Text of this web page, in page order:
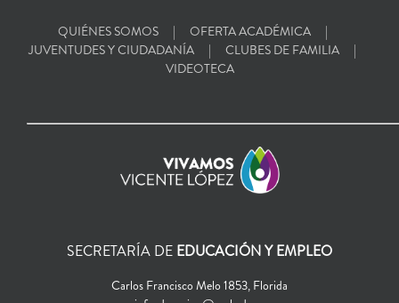
QUIÉNES SOMOS
OFERTA ACADÉMICA
JUVENTUDES Y CIUDADANÍA
CLUBES DE FAMILIA
VIDEOTECA
SECRETARÍA DE EDUCACIÓN Y EMPLEO
Carlos Francisco Melo 1853, Florida